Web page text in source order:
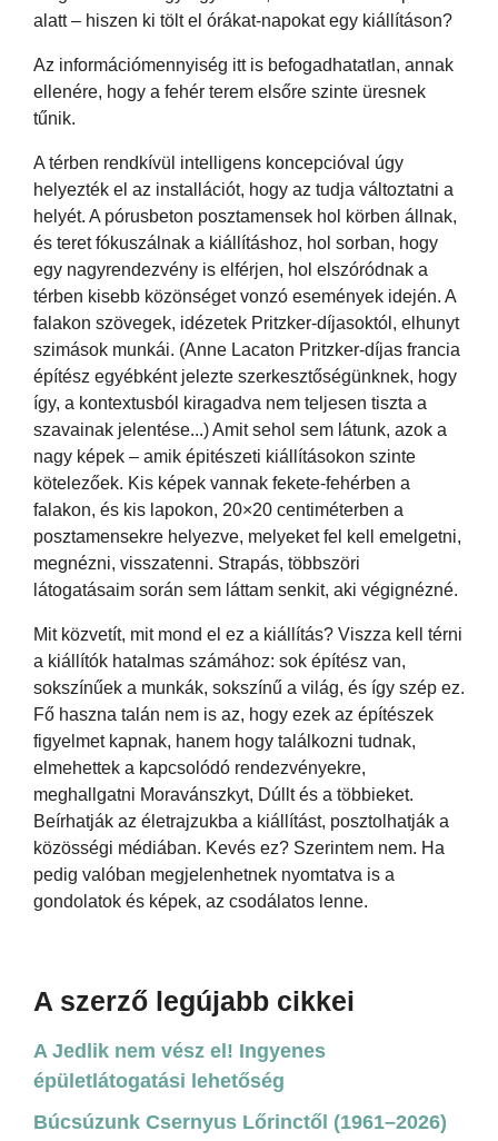
alatt – hiszen ki tölt el órákat-napokat egy kiállításon?
Az információmennyiség itt is befogadhatatlan, annak
ellenére, hogy a fehér terem elsőre szinte üresnek
tűnik.
A térben rendkívül intelligens koncepcióval úgy
helyezték el az installációt, hogy az tudja változtatni a
helyét. A pórusbeton posztamensek hol körben állnak,
és teret fókuszálnak a kiállításhoz, hol sorban, hogy
egy nagyrendezvény is elférjen, hol elszóródnak a
térben kisebb közönséget vonzó események idején. A
falakon szövegek, idézetek Pritzker-díjasoktól, elhunyt
szimások munkái. (Anne Lacaton Pritzker-díjas francia
építész egyébként jelezte szerkesztőségünknek, hogy
így, a kontextusból kiragadva nem teljesen tiszta a
szavainak jelentése...) Amit sehol sem látunk, azok a
nagy képek – amik épitészeti kiállításokon szinte
kötelezőek. Kis képek vannak fekete-fehérben a
falakon, és kis lapokon, 20×20 centiméterben a
posztamensekre helyezve, melyeket fel kell emelgetni,
megnézni, visszatenni. Strapás, többszöri
látogatásaim során sem láttam senkit, aki végignézné.
Mit közvetít, mit mond el ez a kiállítás? Viszza kell térni
a kiállítók hatalmas számához: sok építész van,
sokszínűek a munkák, sokszínű a világ, és így szép ez.
Fő haszna talán nem is az, hogy ezek az építészek
figyelmet kapnak, hanem hogy találkozni tudnak,
elmehettek a kapcsolódó rendezvényekre,
meghallgatni Moravánszkyt, Dúllt és a többieket.
Beírhatják az életrajzukba a kiállítást, posztolhatják a
közösségi médiában. Kevés ez? Szerintem nem. Ha
pedig valóban megjelenhetnek nyomtatva is a
gondolatok és képek, az csodálatos lenne.
A szerző legújabb cikkei
A Jedlik nem vész el! Ingyenes
épületlátogatási lehetőség
Búcsúzunk Csernyus Lőrinctől (1961–2026)